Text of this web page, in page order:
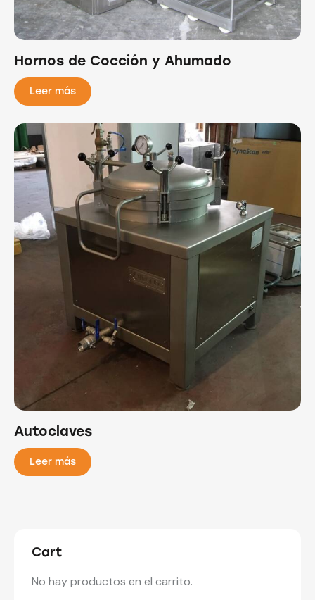
Hornos de Cocción y Ahumado
Leer más
Autoclaves
Leer más
Cart
No hay productos en el carrito.